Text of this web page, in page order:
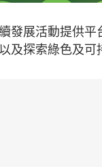
發展活動提供
探索綠色及